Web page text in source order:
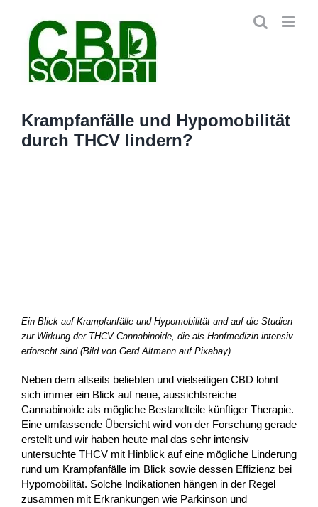
springen
Krampfanfälle und Hypomobilität
durch THCV lindern?
Ein Blick auf Krampfanfälle und Hypomobilität und auf die Studien
zur Wirkung der THCV Cannabinoide, die als Hanfmedizin intensiv
erforscht sind (Bild von Gerd Altmann auf Pixabay).
Neben dem allseits beliebten und vielseitigen CBD lohnt
sich immer ein Blick auf neue, aussichtsreiche
Cannabinoide als mögliche Bestandteile künftiger Therapie.
Eine umfassende Übersicht wird von der Forschung gerade
erstellt und wir haben heute mal das sehr intensiv
untersuchte THCV mit Hinblick auf eine mögliche Linderung
rund um Krampfanfälle im Blick sowie dessen Effizienz bei
Hypomobilität. Solche Indikationen hängen in der Regel
zusammen mit Erkrankungen wie Parkinson und